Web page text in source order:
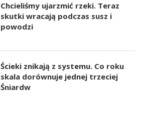
Chcieliśmy ujarzmić rzeki. Teraz
skutki wracają podczas susz i
powodzi
Ścieki znikają z systemu. Co roku
skala dorównuje jednej trzeciej
Śniardw